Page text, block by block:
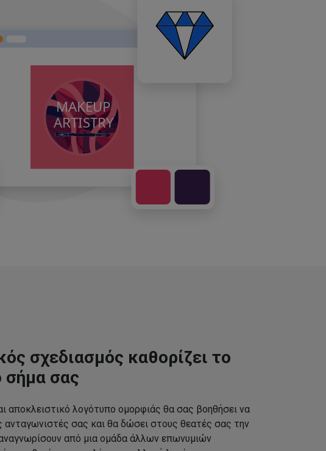
σχεδιασμός καθορίζει το
σήμα σας
αποκλειστικό λογότυπο ομορφιάς θα σας βοηθήσει να
ανταγωνιστές σας και θα δώσει στους θεατές σας την
από μια ομάδα άλλων επωνυμιών